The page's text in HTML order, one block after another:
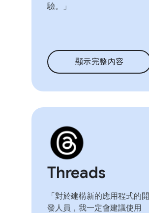
驗。」
顯示完整內容
Threads
「對於建構新的應用程式的開
發人員，我一定會建議使用